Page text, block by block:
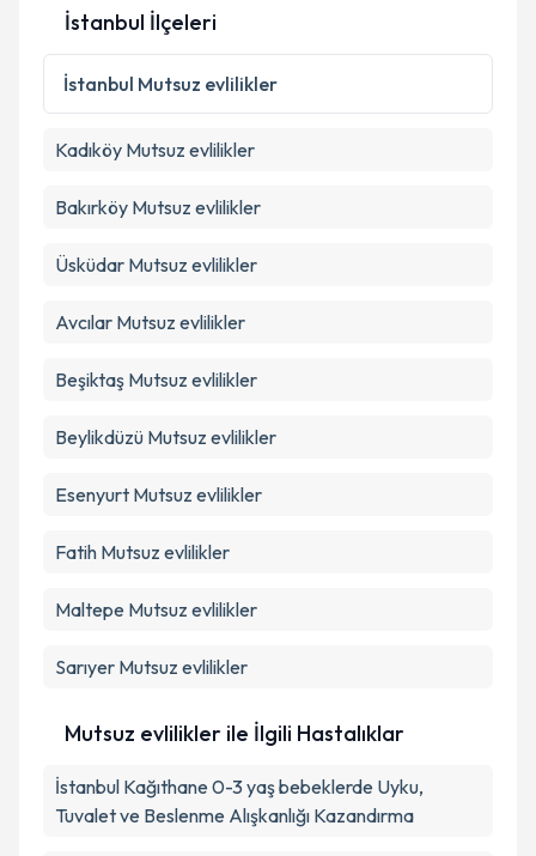
İstanbul İlçeleri
İstanbul Mutsuz evlilikler
Kadıköy Mutsuz evlilikler
Bakırköy Mutsuz evlilikler
Üsküdar Mutsuz evlilikler
Avcılar Mutsuz evlilikler
Beşiktaş Mutsuz evlilikler
Beylikdüzü Mutsuz evlilikler
Esenyurt Mutsuz evlilikler
Fatih Mutsuz evlilikler
Maltepe Mutsuz evlilikler
Sarıyer Mutsuz evlilikler
Mutsuz evlilikler ile İlgili Hastalıklar
İstanbul Kağıthane 0-3 yaş bebeklerde Uyku,
Tuvalet ve Beslenme Alışkanlığı Kazandırma